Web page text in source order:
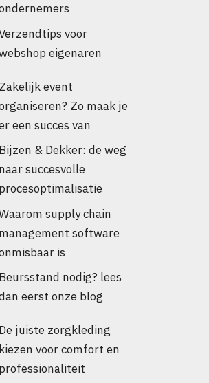
voor
eigenaren
Zakelijk event
Zo maak je
een succes van
Bijzen & Dekker: de weg
naar succesvolle
procesoptimalisatie
supply chain
management software
is
Beursstand nodig? lees
eerst onze blog
De juiste zorgkleding
kiezen voor comfort en
professionaliteit